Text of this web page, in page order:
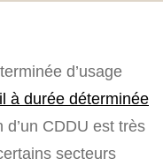
d’usage
à durée déterminée
CDDU est très
secteurs